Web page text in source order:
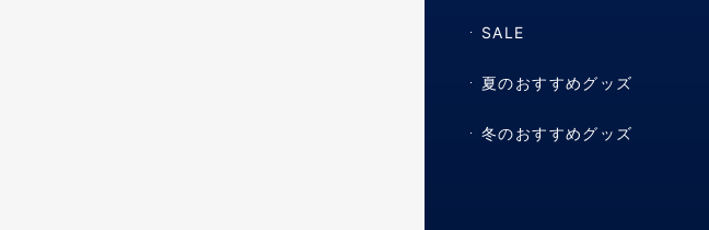
SALE
夏のおすすめグッズ
冬のおすすめグッズ